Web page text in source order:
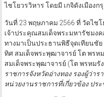
ไชโยวรวิหาร โดยมี เกจิดังเมืองก
วันที่ 23 พฤษภาคม 2566 ที่ วัดไช
เจ้าประคุณสมเด็จพระมหารัชมง
ทางมาเป็นประธานพิธีจุดเทียนชั
ทิศ สมเด็จพระพุฒาจารย์ โต พรห
สมเด็จพระพุฒาจารย์ (โต พรหมรั
ราชการจังหวัดอ่างทอง รองผู้ว่า
หน่วยงานราชการที่เกี่ยวข้อง ป